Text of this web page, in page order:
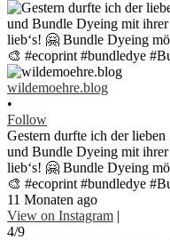
wildemoehre.blog
•
Follow
Gestern durfte ich der
und Bundle Dyeing mit
lieb‘s! 🤗 Bundle Dyeing
🎨 #ecoprint #bundledye
11 Monaten ago
View on Instagram |
4/9